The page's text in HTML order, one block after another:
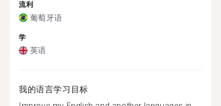
流利
葡萄牙语
学
英语
我的语言学习目标